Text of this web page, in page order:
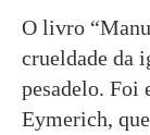
O livro
crueldade da
pesadelo. Foi
Eymerich,